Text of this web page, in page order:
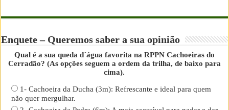
Enquete – Queremos saber a sua opinião
Qual é a sua queda d´água favorita na RPPN Cachoeiras do
Cerradão? (As opções seguem a ordem da trilha, de baixo para
cima).
1- Cachoeira da Ducha (3m): Refrescante e ideal para quem
não quer mergulhar.